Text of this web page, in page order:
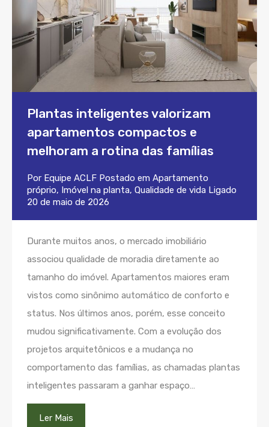
Plantas inteligentes valorizam
apartamentos compactos e
melhoram a rotina das famílias
Por Equipe ACLF Postado em Apartamento
próprio, Imóvel na planta, Qualidade de vida Ligado
20 de maio de 2026
Durante muitos anos, o mercado imobiliário
associou qualidade de moradia diretamente ao
tamanho do imóvel. Apartamentos maiores eram
vistos como sinônimo automático de conforto e
status. Nos últimos anos, porém, esse conceito
mudou significativamente. Com a evolução dos
projetos arquitetônicos e a mudança no
comportamento das famílias, as chamadas plantas
inteligentes passaram a ganhar espaço…
Ler Mais